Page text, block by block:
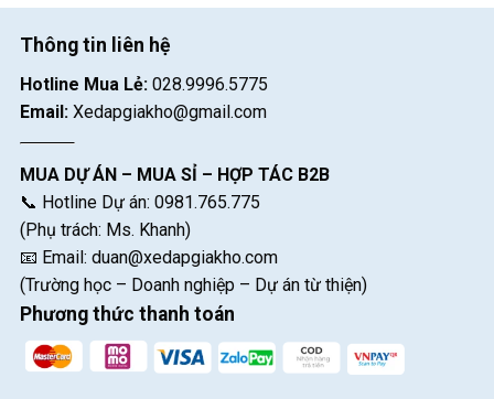
Thông tin liên hệ
Hotline Mua Lẻ: 028.9996.5775
Email: Xedapgiakho@gmail.com
MUA DỰ ÁN – MUA SỈ – HỢP TÁC B2B
📞 Hotline Dự án: 0981.765.775
(Phụ trách: Ms. Khanh)
📧 Email: duan@xedapgiakho.com
(Trường học – Doanh nghiệp – Dự án từ thiện)
Phương thức thanh toán